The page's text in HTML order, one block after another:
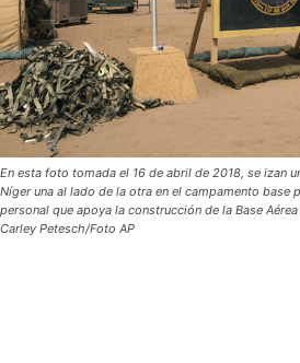
En esta foto tomada el 16 de abril de 2018, se izan
Níger una al lado de la otra en el campamento base
personal que apoya la construcción de la Base
Carley Petesch/Foto AP